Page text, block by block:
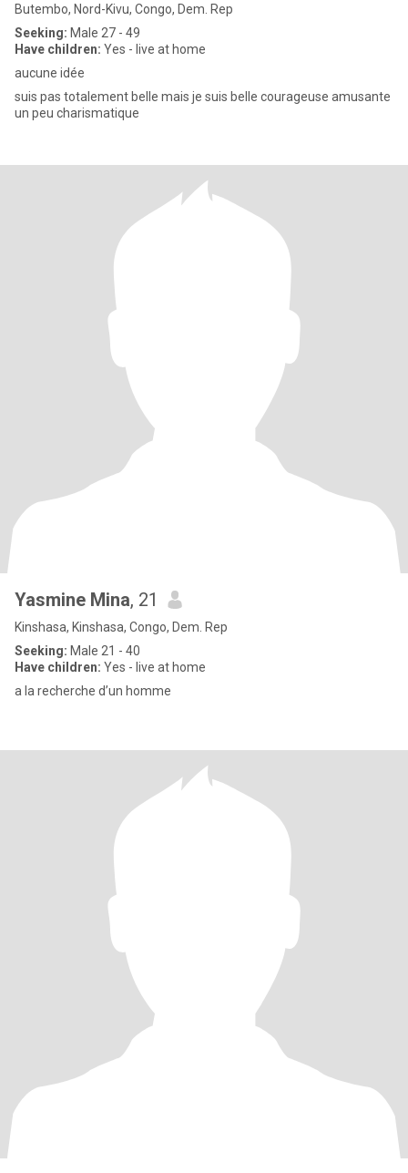
Butembo, Nord-Kivu, Congo, Dem. Rep
Seeking: Male 27 - 49
Have children: Yes - live at home
aucune idée
suis pas totalement belle mais je suis belle courageuse amusante
un peu charismatique
Yasmine Mina, 21
Kinshasa, Kinshasa, Congo, Dem. Rep
Seeking: Male 21 - 40
Have children: Yes - live at home
a la recherche d’un homme